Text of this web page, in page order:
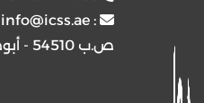
:
info@icss.ae
ص.ب 54510 - أبوظبي